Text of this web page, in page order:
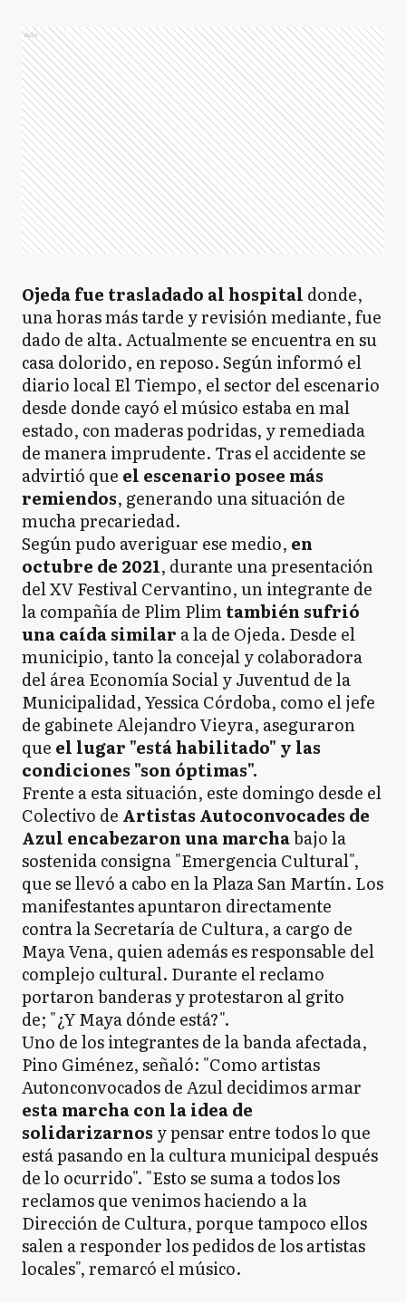
Ads
Ojeda fue trasladado al hospital donde,
una horas más tarde y revisión mediante, fue
dado de alta. Actualmente se encuentra en su
casa dolorido, en reposo. Según informó el
diario local El Tiempo, el sector del escenario
desde donde cayó el músico estaba en mal
estado, con maderas podridas, y remediada
de manera imprudente. Tras el accidente se
advirtió que el escenario posee más
remiendos, generando una situación de
mucha precariedad.
Según pudo averiguar ese medio, en
octubre de 2021, durante una presentación
del XV Festival Cervantino, un integrante de
la compañía de Plim Plimtambién sufrió
una caída similar a la de Ojeda. Desde el
municipio, tanto la concejal y colaboradora
del área Economía Social y Juventud de la
Municipalidad, Yessica Córdoba, como el jefe
de gabinete Alejandro Vieyra, aseguraron
que el lugar "está habilitado" y las
condiciones "son óptimas".
Frente a esta situación, este domingo desde el
Colectivo de Artistas Autoconvocades de
Azul encabezaron una marchabajo la
sostenida consigna "Emergencia Cultural",
que se llevó a cabo en la Plaza San Martín. Los
manifestantes apuntaron directamente
contra la Secretaría de Cultura, a cargo de
Maya Vena, quien además es responsable del
complejo cultural. Durante el reclamo
portaron banderas y protestaron al grito
de; "¿Y Maya dónde está?".
Uno de los integrantes de la banda afectada,
Pino Giménez, señaló: "Como artistas
Autonconvocados de Azul decidimos armar
esta marcha con la idea de
solidarizarnos y pensar entre todos lo que
está pasando en la cultura municipal después
de lo ocurrido". "Esto se suma a todos los
reclamos que venimos haciendo a la
Dirección de Cultura, porque tampoco ellos
salen a responder los pedidos de los artistas
locales", remarcó el músico.